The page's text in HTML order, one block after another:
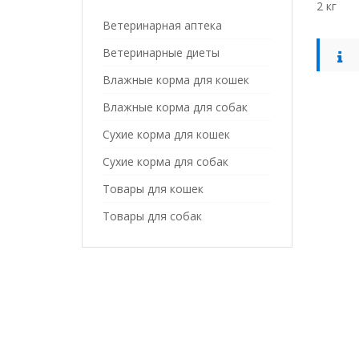
2 кг
Ветеринарная аптека
Ветеринарные диеты
Влажные корма для кошек
Влажные корма для собак
Сухие корма для кошек
Сухие корма для собак
Товары для кошек
Товары для собак